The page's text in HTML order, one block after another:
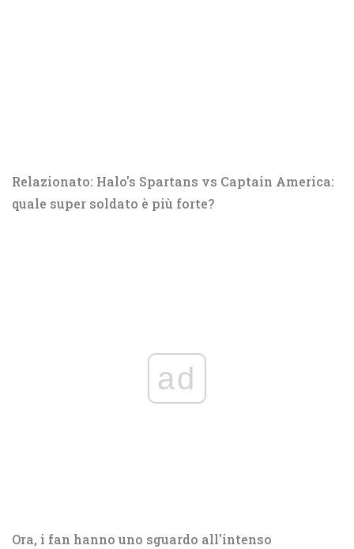
Relazionato: Halo's Spartans vs Captain America:
quale super soldato è più forte?
ad
Ora, i fan hanno uno sguardo all'intenso